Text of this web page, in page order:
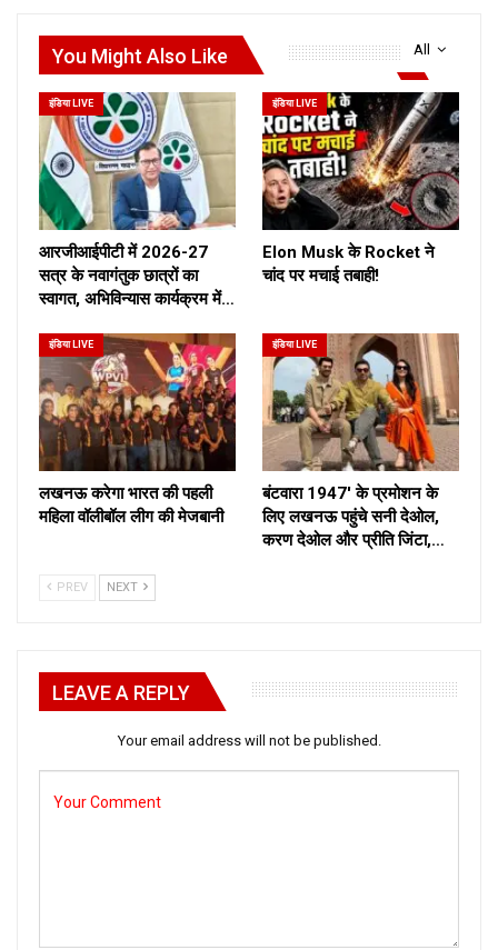
All
You Might Also Like
इंडिया LIVE
आरजीआईपीटी में 2026-27
सत्र के नवागंतुक छात्रों का
स्वागत, अभिविन्यास कार्यक्रम में…
इंडिया LIVE
Elon Musk के Rocket ने
चांद पर मचाई तबाही!
इंडिया LIVE
लखनऊ करेगा भारत की पहली
महिला वॉलीबॉल लीग की मेजबानी
इंडिया LIVE
बंटवारा 1947′ के प्रमोशन के
लिए लखनऊ पहुंचे सनी देओल,
करण देओल और प्रीति जिंटा,…
PREV NEXT
LEAVE A REPLY
Your email address will not be published.